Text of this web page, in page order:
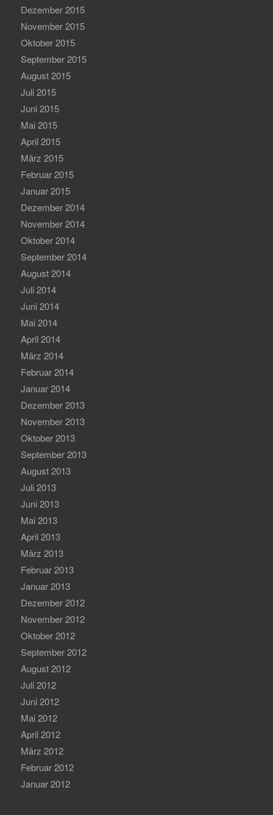
Dezember 2015
November 2015
Oktober 2015
September 2015
August 2015
Juli 2015
Juni 2015
Mai 2015
April 2015
März 2015
Februar 2015
Januar 2015
Dezember 2014
November 2014
Oktober 2014
September 2014
August 2014
Juli 2014
Juni 2014
Mai 2014
April 2014
März 2014
Februar 2014
Januar 2014
Dezember 2013
November 2013
Oktober 2013
September 2013
August 2013
Juli 2013
Juni 2013
Mai 2013
April 2013
März 2013
Februar 2013
Januar 2013
Dezember 2012
November 2012
Oktober 2012
September 2012
August 2012
Juli 2012
Juni 2012
Mai 2012
April 2012
März 2012
Februar 2012
Januar 2012